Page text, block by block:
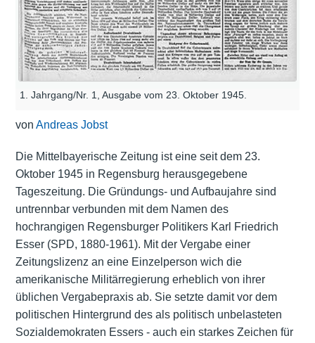
1. Jahrgang/Nr. 1, Ausgabe vom 23. Oktober 1945.
von Andreas Jobst
Die Mittelbayerische Zeitung ist eine seit dem 23.
Oktober 1945 in Regensburg herausgegebene
Tageszeitung. Die Gründungs- und Aufbaujahre sind
untrennbar verbunden mit dem Namen des
hochrangigen Regensburger Politikers Karl Friedrich
Esser (SPD, 1880-1961). Mit der Vergabe einer
Zeitungslizenz an eine Einzelperson wich die
amerikanische Militärregierung erheblich von ihrer
üblichen Vergabepraxis ab. Sie setzte damit vor dem
politischen Hintergrund des als politisch unbelasteten
Sozialdemokraten Essers - auch ein starkes Zeichen für